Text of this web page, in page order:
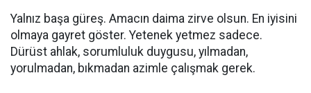
Yalnız başa güreş. Amacın daima zirve olsun. En iyisini
olmaya gayret göster. Yetenek yetmez sadece.
Dürüst ahlak, sorumluluk duygusu, yılmadan,
yorulmadan, bıkmadan azimle çalışmak gerek.